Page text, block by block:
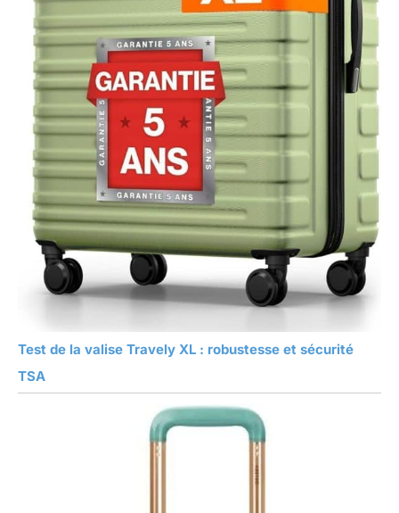
Test de la valise Travely XL : robustesse et sécurité
TSA